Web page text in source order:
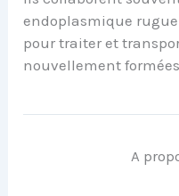
endoplasmique
pour traiter et
nouvellement
A